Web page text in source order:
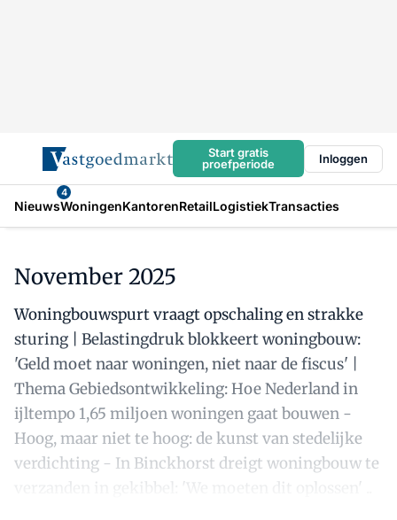
Start gratis
proefperiode
Inloggen
Nieuws
4
WoningenKantorenRetailLogistiekTransacties
November 2025
Woningbouwspurt vraagt opschaling en strakke
sturing | Belastingdruk blokkeert woningbouw:
'Geld moet naar woningen, niet naar de fiscus' |
Thema Gebiedsontwikkeling: Hoe Nederland in
ijltempo 1,65 miljoen woningen gaat bouwen -
Hoog, maar niet te hoog: de kunst van stedelijke
verdichting - In Binckhorst dreigt woningbouw te
verzanden in gekibbel: 'We moeten dit oplossen' ..